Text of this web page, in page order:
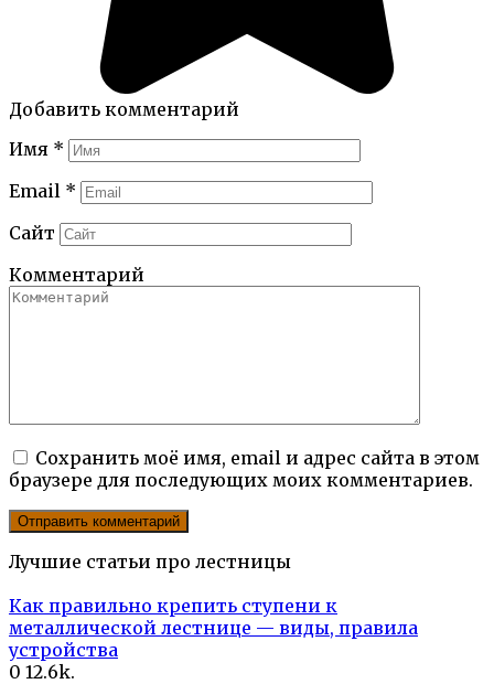
Добавить комментарий
Имя *
Email *
Сайт
Комментарий
Сохранить моё имя, email и адрес сайта в этом
браузере для последующих моих комментариев.
Лучшие статьи про лестницы
Как правильно крепить ступени к
металлической лестнице — виды, правила
устройства
0 12.6k.